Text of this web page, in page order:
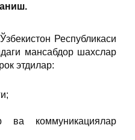
Республикаси
мансабдор шахслар
этдилар:
коммуникациялар